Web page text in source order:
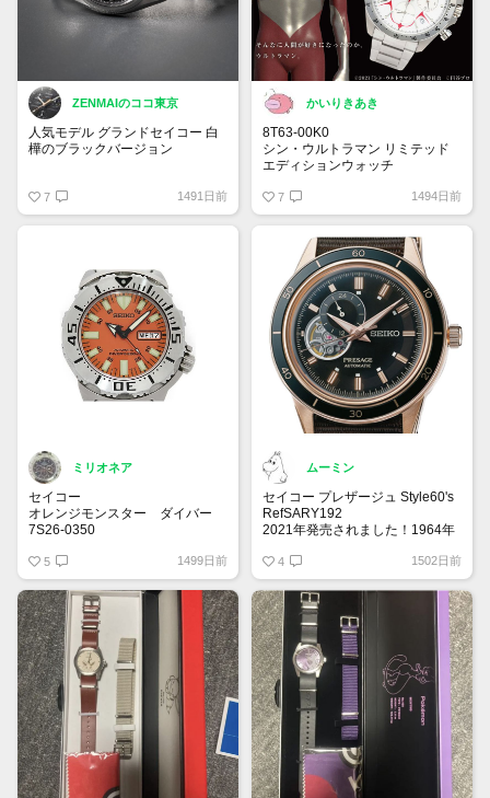
ZENMAIのココ東京
人気モデル グランドセイコー 白
樺のブラックバージョン
Evolution 9 Collection
1,210,000 円（税込）
2022年8月発売予定
7 1491日前
かいりきあき
8T63-00K0
シン・ウルトラマン リミテッド
エディションウォッチ
まだ見かけた事はありません
7 1494日前
ミリオネア
セイコー
オレンジモンスター ダイバー
7S26-0350
スターの由来は頑丈でタフさが特
徴の為です✨
梅雨も明け、オレンジ色の文字盤
が熱い太陽とマッチして、この夏
ピッタリの一本です。視認性も高
い！
5 1499日前
ムーミン
セイコー プレザージュ Style60's
RefSARY192
2021年発売されました！1964年
グラフ」から”ヴィンテージ感“を
再現し作られました！SARY192
はダイヤルの9時位置がスケルト
ン構造になりムーブメントが覗き
込めるモデルになります
4 1502日前